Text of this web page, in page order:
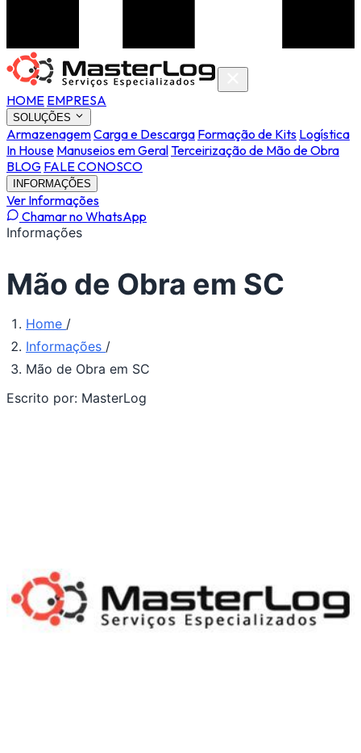
HOME EMPRESA
SOLUÇÕES
ArmazenagemCarga e Descarga Formação de Kits Logística
In House Manuseios em GeralTerceirização de Mão de Obra
BLOG FALE CONOSCO
INFORMAÇÕES
Ver Informações
Chamar no WhatsApp
Informações
Mão de Obra em SC
Home /
Informações /
Mão de Obra em SC
Escrito por: MasterLog